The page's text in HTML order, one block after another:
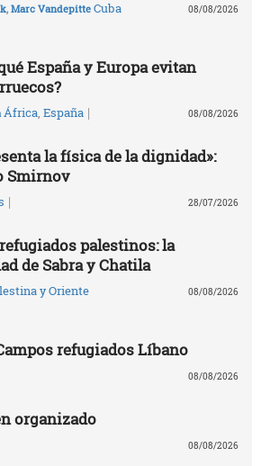
, Marc Vandepitte Cuba 08/08/2026
España y Europa evitan
África, España | 08/08/2026
la física de la dignidad»:
Smirnov
| 28/07/2026
palestinos: la
de Sabra y Chatila
y Oriente
08/08/2026
refugiados Líbano
08/08/2026
organizado
08/08/2026